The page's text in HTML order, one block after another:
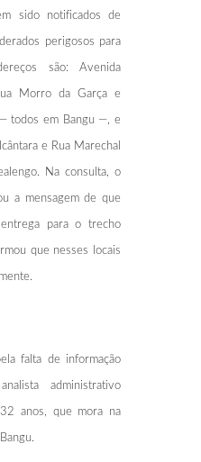
sido notificados de
perigosos para
são: Avenida
Morro da Garça e
todos em Bangu —, e
e Rua Marechal
Na consulta, o
a mensagem de que
para o trecho
que nesses locais
falta de informação
administrativo
anos, que mora na